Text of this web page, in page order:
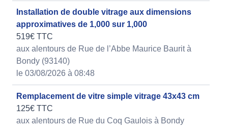
Installation de double vitrage aux dimensions
approximatives de 1,000 sur 1,000
519€ TTC
aux alentours de Rue de l’Abbe Maurice Baurit à
Bondy (93140)
le 03/08/2026 à 08:48
Remplacement de vitre simple vitrage 43x43 cm
125€ TTC
aux alentours de Rue du Coq Gaulois à Bondy